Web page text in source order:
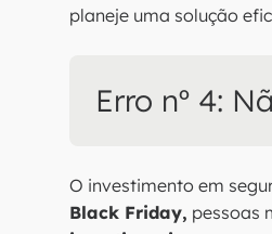
planeje uma solução
Erro nº 4:
O investimento em
Black Friday, pessoas